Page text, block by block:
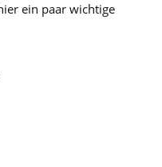
ein paar wichtige